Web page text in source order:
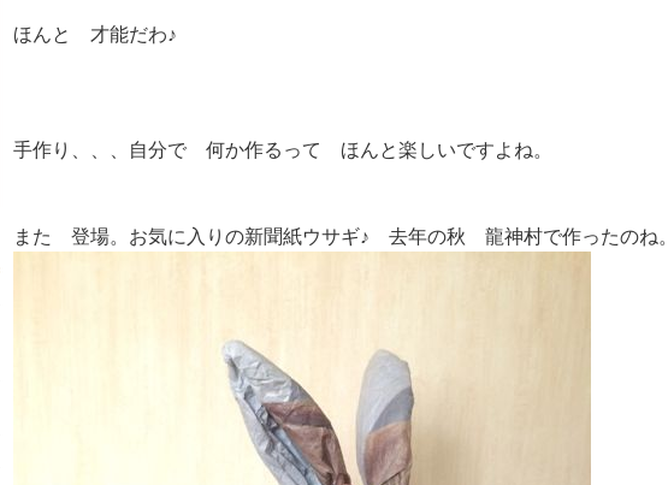
ほんと 才能だわ♪
手作り、、、自分で 何か作るって ほんと楽しいですよね。
また 登場。お気に入りの新聞紙ウサギ♪ 去年の秋 龍神村で作ったのね。